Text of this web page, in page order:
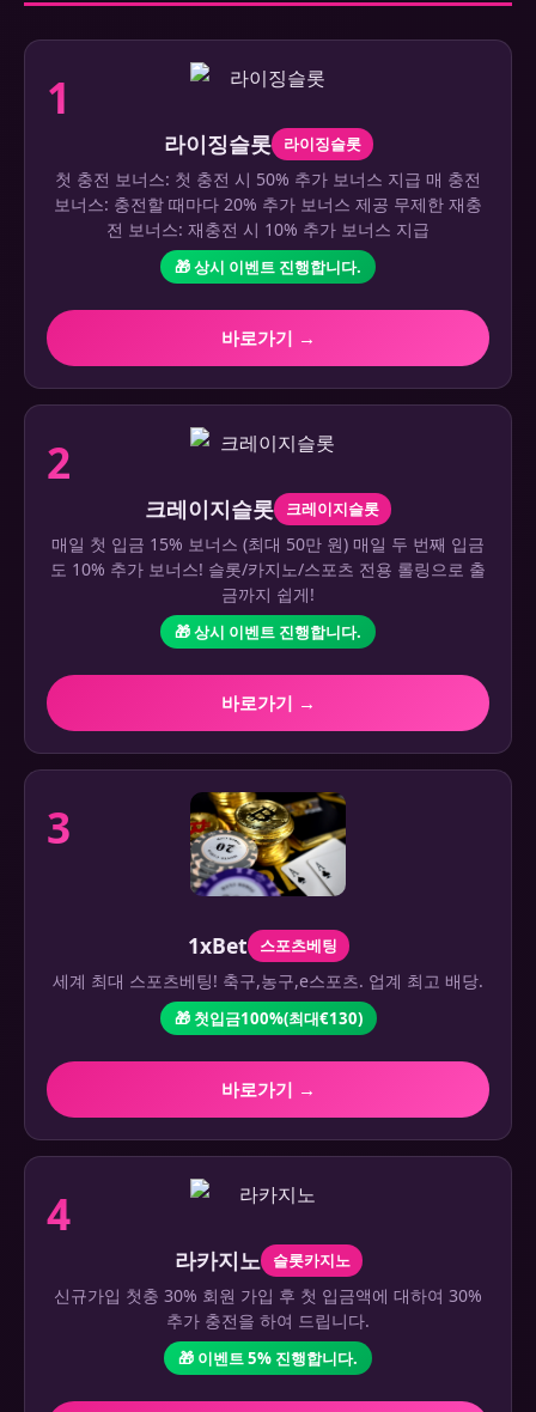
1
라이징슬롯 라이징슬롯
첫 충전 보너스: 첫 충전 시 50% 추가 보너스 지급 매 충전
보너스: 충전할 때마다 20% 추가 보너스 제공 무제한 재충
전 보너스: 재충전 시 10% 추가 보너스 지급
🎁 상시 이벤트 진행합니다.
바로가기 →
2
크레이지슬롯 크레이지슬롯
매일 첫 입금 15% 보너스 (최대 50만 원) 매일 두 번째 입금
도 10% 추가 보너스! 슬롯/카지노/스포츠 전용 롤링으로 출
금까지 쉽게!
🎁 상시 이벤트 진행합니다.
바로가기 →
3
1xBet 스포츠베팅
세계 최대 스포츠베팅! 축구,농구,e스포츠. 업계 최고 배당.
🎁 첫입금100%(최대€130)
바로가기 →
4
라카지노 슬롯카지노
신규가입 첫충 30% 회원 가입 후 첫 입금액에 대하여 30%
추가 충전을 하여 드립니다.
🎁 이벤트 5% 진행합니다.